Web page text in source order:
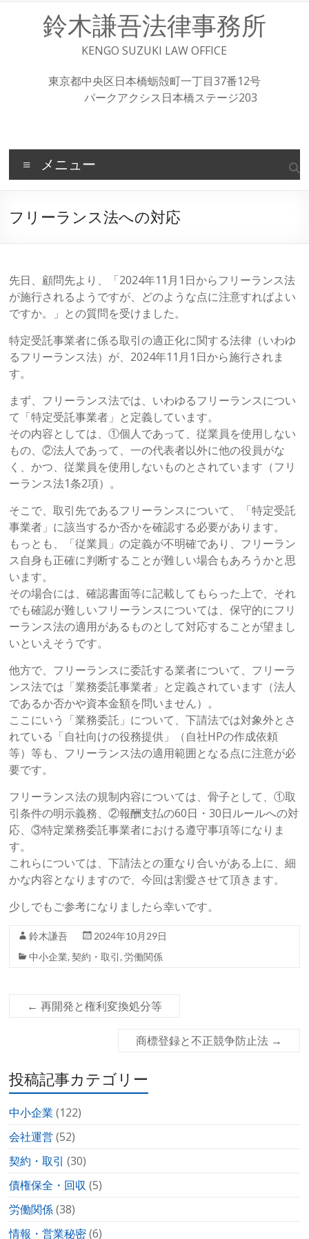
鈴木謙吾法律事務所
KENGO SUZUKI LAW OFFICE
東京都中央区日本橋蛎殻町一丁目37番12号
パークアクシス日本橋ステージ203
メニュー
フリーランス法への対応
先日、顧問先より、「2024年11月1日からフリーランス法
が施行されるようですが、どのような点に注意すればよい
ですか。」との質問を受けました。
特定受託事業者に係る取引の適正化に関する法律（いわゆ
るフリーランス法）が、2024年11月1日から施行されま
す。
まず、フリーランス法では、いわゆるフリーランスについ
て「特定受託事業者」と定義しています。
その内容としては、①個人であって、従業員を使用しない
もの、②法人であって、一の代表者以外に他の役員がな
く、かつ、従業員を使用しないものとされています（フリ
ーランス法1条2項）。
そこで、取引先であるフリーランスについて、「特定受託
事業者」に該当するか否かを確認する必要があります。
もっとも、「従業員」の定義が不明確であり、フリーラン
ス自身も正確に判断することが難しい場合もあろうかと思
います。
その場合には、確認書面等に記載してもらった上で、それ
でも確認が難しいフリーランスについては、保守的にフリ
ーランス法の適用があるものとして対応することが望まし
いといえそうです。
他方で、フリーランスに委託する業者について、フリーラ
ンス法では「業務委託事業者」と定義されています（法人
であるか否かや資本金額を問いません）。
ここにいう「業務委託」について、下請法では対象外とさ
れている「自社向けの役務提供」（自社HPの作成依頼
等）等も、フリーランス法の適用範囲となる点に注意が必
要です。
フリーランス法の規制内容については、骨子として、①取
引条件の明示義務、②報酬支払の60日・30日ルールへの対
応、③特定業務委託事業者における遵守事項等になりま
す。
これらについては、下請法との重なり合いがある上に、細
かな内容となりますので、今回は割愛させて頂きます。
少しでもご参考になりましたら幸いです。
鈴木謙吾
2024年10月29日
中小企業,契約・取引 ,労働関係
← 再開発と権利変換処分等
商標登録と不正競争防止法 →
投稿記事カテゴリー
中小企業 (122)
会社運営 (52)
契約・取引 (30)
債権保全・回収 (5)
労働関係(38)
情報・営業秘密(6)